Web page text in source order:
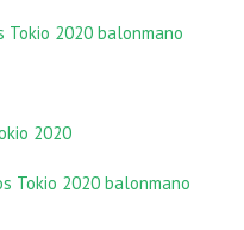
Tokio 2020 balonmano
2020
Tokio 2020 balonmano